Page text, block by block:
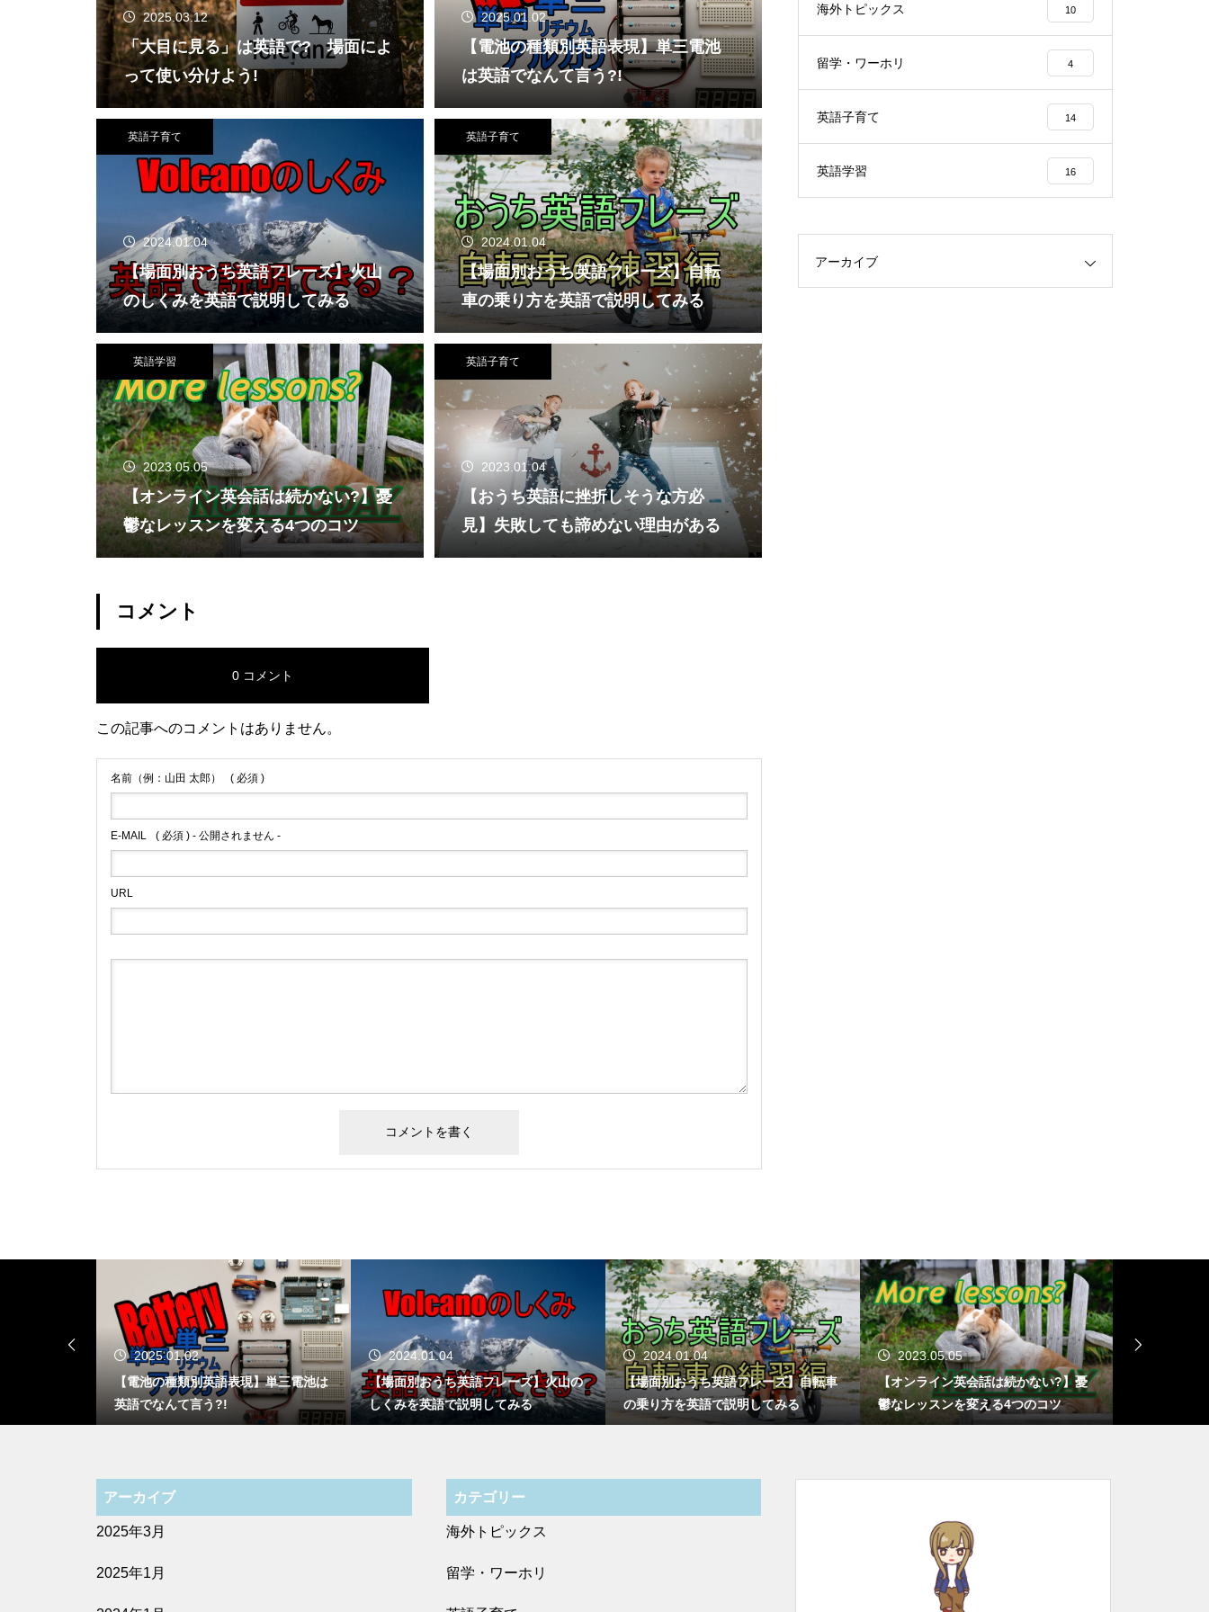
2025.03.12
「大目に見る」は英語で? 場面によ
って使い分けよう!
2025.01.02
【電池の種類別英語表現】単三電池
は英語でなんて言う?!
英語子育て
2024.01.04
【場面別おうち英語フレーズ】火山
のしくみを英語で説明してみる
英語子育て
2024.01.04
【場面別おうち英語フレーズ】自転
車の乗り方を英語で説明してみる
英語学習
2023.05.05
【オンライン英会話は続かない?】憂
鬱なレッスンを変える4つのコツ
英語子育て
2023.01.04
【おうち英語に挫折しそうな方必
見】失敗しても諦めない理由がある
コメント
0 コメント
この記事へのコメントはありません。
名前（例：山田 太郎） ( 必須 )
E-MAIL ( 必須 ) - 公開されません -
URL
海外トピックス 10
留学・ワーホリ 4
英語子育て 14
英語学習 16
アーカイブ
2024.01.04
【場面別おうち英語フレーズ】火山の
しくみを英語で説明してみる
2024.01.04
【場面別おうち英語フレーズ】自転車
の乗り方を英語で説明してみる
2023.05.05
【オンライン英会話は続かない?】憂
鬱なレッスンを変える4つのコツ
2023.01.04
【おうち英語に挫折しそうな方必見】
失敗しても諦めない理由がある
アーカイブ
2025年3月
2025年1月
カテゴリー
海外トピックス
留学・ワーホリ